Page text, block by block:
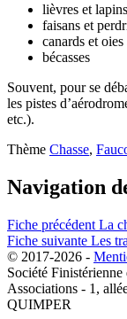
lièvres et lapins
faisans et
canards et oies
bécasses
Souvent, pour se
les pistes
etc.).
Thème Chasse,
Navigation
Fiche précédent La
Fiche suivante Les
© 2017-2026 -
Société
Associations - 1,
QUIMPER